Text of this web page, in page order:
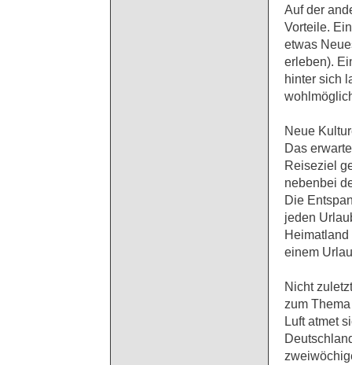
Auf der
Vorteile.
etwas
erleben).
hinter sich
Neue
Das
Reiseziel
nebenbei
Die
jeden
einem
Nicht
zum
Luft atmet